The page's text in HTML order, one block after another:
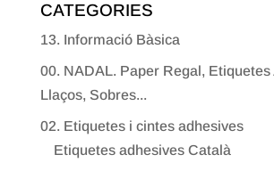
CATEGORIES
13. Informació Bàsica
00. NADAL. Paper Regal, Etiquetes
Llaços, Sobres...
02. Etiquetes i cintes adhesives
Etiquetes adhesives Català